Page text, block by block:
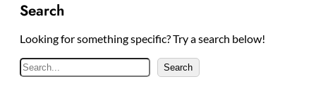
Search
Looking for something specific? Try a search below!
S
e
Search